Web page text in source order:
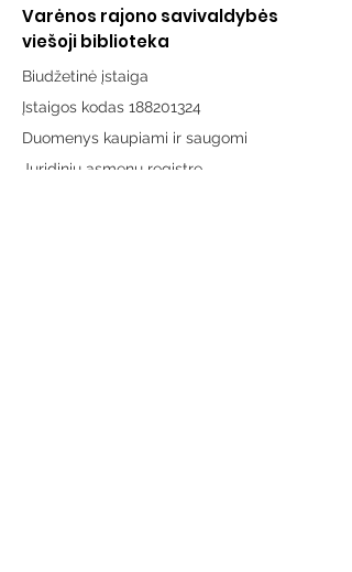
Varėnos rajono savivaldybės
viešoji biblioteka
Biudžetinė įstaiga
Įstaigos kodas 188201324
Duomenys kaupiami ir saugomi
Juridinių asmenų registre